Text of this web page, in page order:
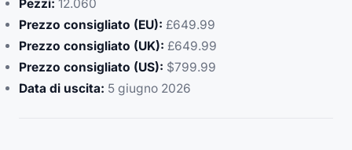
Pezzi: 12.060
Prezzo consigliato (EU): £649.99
Prezzo consigliato (UK): £649.99
Prezzo consigliato (US): $799.99
Data di uscita: 5 giugno 2026